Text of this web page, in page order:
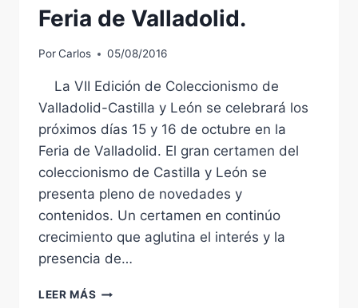
Feria de Valladolid.
PorCarlos 05/08/2016
La VII Edición de Coleccionismo de
Valladolid-Castilla y León se celebrará los
próximos días 15 y 16 de octubre en la
Feria de Valladolid. El gran certamen del
coleccionismo de Castilla y León se
presenta pleno de novedades y
contenidos. Un certamen en continúo
crecimiento que aglutina el interés y la
presencia de…
LEER MÁS VII